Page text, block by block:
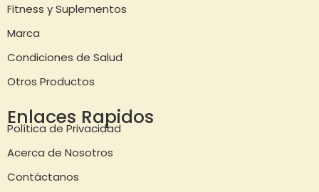
Fitness y Suplementos
Marca
Condiciones de Salud
Otros Productos
Enlaces Rapidos
Política de Privacidad
Acerca de Nosotros
Contáctanos